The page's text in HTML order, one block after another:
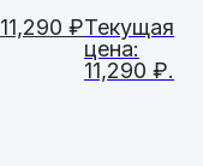
11,290 ₽Текущая
цена:
11,290 ₽.